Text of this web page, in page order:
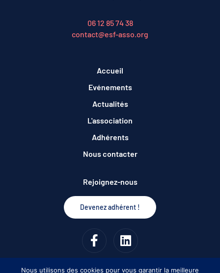
06 12 85 74 38
contact@esf-asso.org
Accueil
Evénements
Actualités
L'association
Adhérents
Nous contacter
Rejoignez-nous
Devenez adhérent !
Nous utilisons des cookies pour vous garantir la meilleure